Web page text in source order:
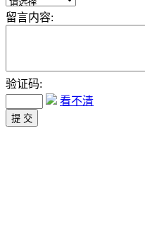
留言内容:
验证码:
看不清